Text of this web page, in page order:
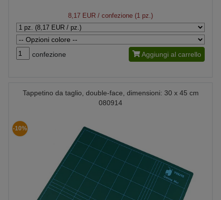
8,17 EUR / confezione (1 pz.)
confezione Aggiungi al carrello
Tappetino da taglio, double-face, dimensioni: 30 x 45 cm
080914
-10%